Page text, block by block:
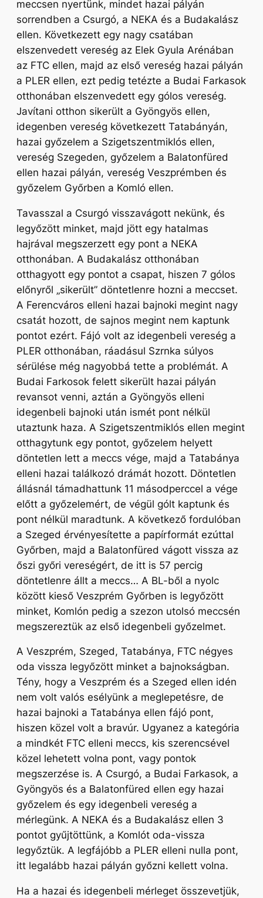
meccsen nyertünk, mindet hazai pályán
sorrendben a Csurgó, a NEKA és a Budakalász
ellen. Következett egy nagy csatában
elszenvedett vereség az Elek Gyula Arénában
az FTC ellen, majd az első vereség hazai pályán
a PLER ellen, ezt pedig tetézte a Budai Farkasok
otthonában elszenvedett egy gólos vereség.
Javítani otthon sikerült a Gyöngyös ellen,
idegenben vereség következett Tatabányán,
hazai győzelem a Szigetszentmiklós ellen,
vereség Szegeden, győzelem a Balatonfüred
ellen hazai pályán, vereség Veszprémben és
győzelem Győrben a Komló ellen.
Tavasszal a Csurgó visszavágott nekünk, és
legyőzött minket, majd jött egy hatalmas
hajrával megszerzett egy pont a NEKA
otthonában. A Budakalász otthonában
otthagyott egy pontot a csapat, hiszen 7 gólos
előnyről „sikerült” döntetlenre hozni a meccset.
A Ferencváros elleni hazai bajnoki megint nagy
csatát hozott, de sajnos megint nem kaptunk
pontot ezért. Fájó volt az idegenbeli vereség a
PLER otthonában, ráadásul Szrnka súlyos
sérülése még nagyobbá tette a problémát. A
Budai Farkosok felett sikerült hazai pályán
revansot venni, aztán a Gyöngyös elleni
idegenbeli bajnoki után ismét pont nélkül
utaztunk haza. A Szigetszentmiklós ellen megint
otthagytunk egy pontot, győzelem helyett
döntetlen lett a meccs vége, majd a Tatabánya
elleni hazai találkozó drámát hozott. Döntetlen
állásnál támadhattunk 11 másodperccel a vége
előtt a győzelemért, de végül gólt kaptunk és
pont nélkül maradtunk. A következő fordulóban
a Szeged érvényesítette a papírformát ezúttal
Győrben, majd a Balatonfüred vágott vissza az
őszi győri vereségért, de itt is 57 percig
döntetlenre állt a meccs… A BL-ből a nyolc
között kieső Veszprém Győrben is legyőzött
minket, Komlón pedig a szezon utolsó meccsén
megszereztük az első idegenbeli győzelmet.
A Veszprém, Szeged, Tatabánya, FTC négyes
oda vissza legyőzött minket a bajnokságban.
Tény, hogy a Veszprém és a Szeged ellen idén
nem volt valós esélyünk a meglepetésre, de
hazai bajnoki a Tatabánya ellen fájó pont,
hiszen közel volt a bravúr. Ugyanez a kategória
a mindkét FTC elleni meccs, kis szerencsével
közel lehetett volna pont, vagy pontok
megszerzése is. A Csurgó, a Budai Farkasok, a
Gyöngyös és a Balatonfüred ellen egy hazai
győzelem és egy idegenbeli vereség a
mérlegünk. A NEKA és a Budakalász ellen 3
pontot gyűjtöttünk, a Komlót oda-vissza
legyőztük. A legfájóbb a PLER elleni nulla pont,
itt legalább hazai pályán győzni kellett volna.
Ha a hazai és idegenbeli mérleget összevetjük,